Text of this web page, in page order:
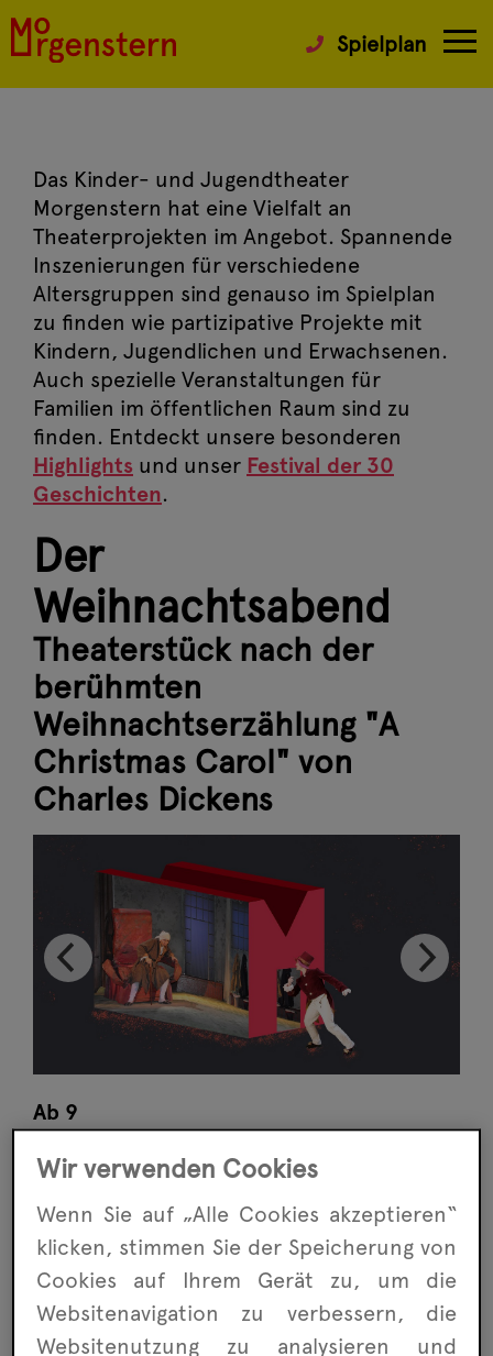
Spielplan
Das Kinder- und Jugendtheater
Morgenstern hat eine Vielfalt an
Theaterprojekten im Angebot. Spannende
Inszenierungen für verschiedene
Altersgruppen sind genauso im Spielplan
zu finden wie partizipative Projekte mit
Kindern, Jugendlichen und Erwachsenen.
Auch spezielle Veranstaltungen für
Familien im öffentlichen Raum sind zu
finden. Entdeckt unsere besonderen
Highlights und unser Festival der 30
Geschichten.
Der
Weihnachtsabend
Theaterstück nach der
berühmten
Weihnachtserzählung "A
Christmas Carol" von
Charles Dickens
Ab 9
Weihnachten, das Fest der Liebe? Nicht
und notorische Geizhals hält
Weihnachten nicht nur für den reinsten
Humbug, sondern vor allem für einen
überflüssigen Feiertag, der nur Geld
kostet. Bis sich eines Weihnachtsabends
Wir verwenden Cookies
Wenn Sie auf „Alle Cookies akzeptieren“
klicken, stimmen Sie der Speicherung von
Cookies auf Ihrem Gerät zu, um die
Websitenavigation zu ver­bessern, die
Website­nutzung zu analysieren und